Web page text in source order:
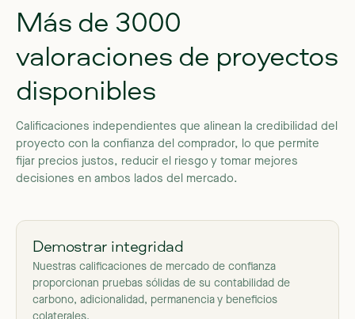
Másde 3000
valoracionesde proyectos
disponibles
Calificaciones independientes que alinean la credibilidad del
proyecto con la confianza del comprador, lo que permite
fijar precios justos, reducir el riesgo y tomar mejores
decisiones en ambos lados del mercado.
Demostrar integridad
Nuestras calificaciones de mercado de confianza
proporcionan pruebas sólidas de su contabilidad de
carbono, adicionalidad, permanencia y beneficios
colaterales.